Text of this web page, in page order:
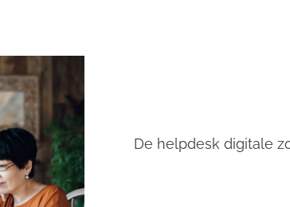
De helpdesk digitale